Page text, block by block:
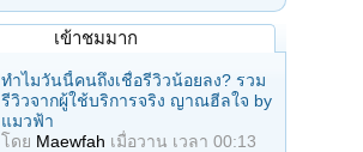
เข้าชมมาก
ทำไมวันนี้คนถึงเชื่อรีวิวน้อยลง? รวม
รีวิวจากผู้ใช้บริการจริง ญาณฮีลใจ by
แมวฟ้า
โดย Maewfah เมื่อวาน เวลา 00:13